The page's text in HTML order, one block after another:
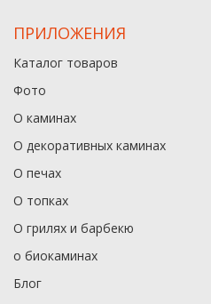
ПРИЛОЖЕНИЯ
Каталог товаров
Фото
О каминах
О декоративных каминах
О печах
О топках
О грилях и барбекю
о биокаминах
Блог